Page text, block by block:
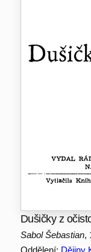
Dušičky z
Sabol Šebastian,